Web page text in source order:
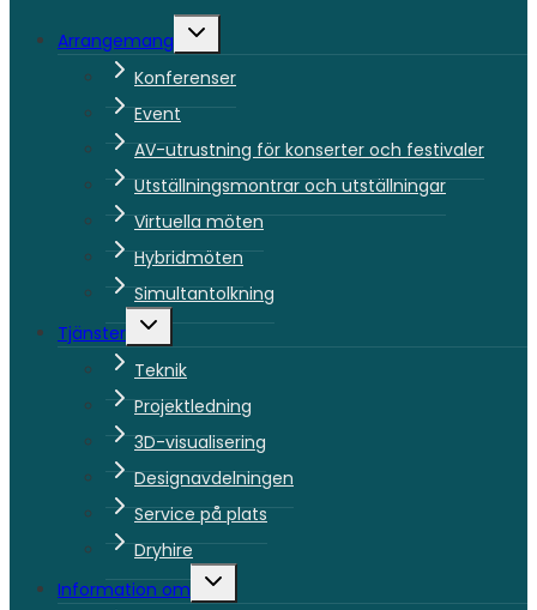
Arrangemang
Toggle
Konferenser
Event
AV-utrustning för konserter och festivaler
Utställningsmontrar och utställningar
Virtuella möten
Hybridmöten
Simultantolkning
Tjänster
Toggle
Teknik
Projektledning
3D-visualisering
Designavdelningen
Service på plats
Dryhire
Information om
Toggle